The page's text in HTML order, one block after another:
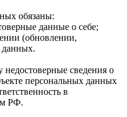
обязаны:
данные о себе;
(обновлении,
данных.
сведения о
персональных данных
в
РФ.